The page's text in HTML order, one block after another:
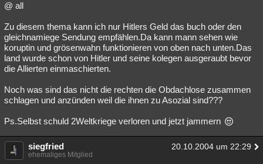
@ all
Zu diesem thema kann ich nur Hitlers Geld das buch oder den
gleichnamiege Sendung empfählen.Da kann mann sehen wie
koruptin und grösenwahn funktionieren von oben nach unten.Das
land wurde schon von Hitler und seine kolegen ausgeraubt bevor
die Allierten einmaschierten.
Noch was sind das nicht die rechten die Obdachlose zusammen
schlagen und anzünden weil die ihnen zu Asozial sind???
Ps.Selbst schuld 2Weltkriege verloren und jetzt jammern
siegfried 20.10.2004 um 22:29
ehemaliges Mitglied